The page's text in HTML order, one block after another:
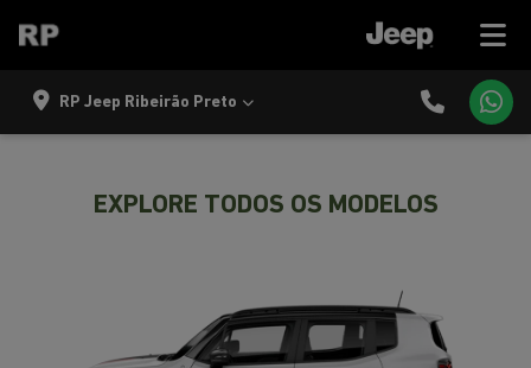
RP Jeep Ribeirão Preto
EXPLORE TODOS OS MODELOS